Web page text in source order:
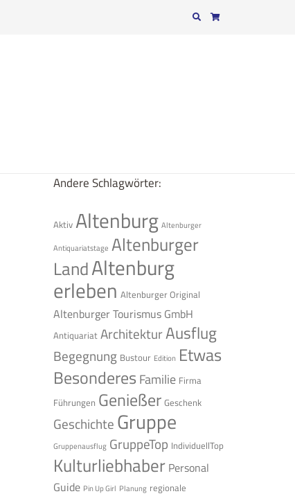
Andere Schlagwörter:
Aktiv Altenburg Altenburger
Antiquariatstage Altenburger
LandAltenburg
erleben Altenburger Original
Altenburger Tourismus GmbH
Antiquariat ArchitekturAusflug
Begegnung Bustour Edition Etwas
Besonderes Familie Firma
Führungen Genießer Geschenk
Geschichte Gruppe
Gruppenausflug GruppeTop IndividuellTop
Kulturliebhaber Personal
Guide Pin Up Girl Planung regionale